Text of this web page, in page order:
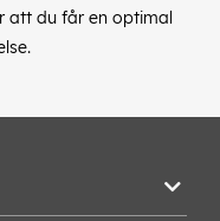
att du får en optimal